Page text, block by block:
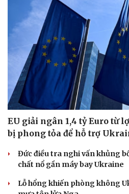
EU giải ngân 1,4 tỷ Euro từ
bị phong tỏa để hỗ trợ
Đức điều tra nghi vấn khủng
chất nổ gần máy bay Ukraine
Lỗ hổng khiến phòng không